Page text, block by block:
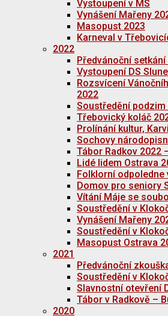
Vystoupení v MŠ
Vynášení Mařeny
Masopust 2023
Karneval v
2022
Předvánoční setkání
Vystoupení DS
Rozsvícení
2022
Soustředění podzim
Třebovický koláč
Prolínání kultur,
Sochovy
Tábor Radkov 2022
Lidé lidem Ostrava
Folklorní odpoledne
Domov pro seniory
Vítání Máje se
Soustředění v
Vynášení Mařeny
Soustředění v
Masopust Ostrava
2021
Předvánoční
Soustředění v
Slavnostní otevření
Tábor v Radkově –
2020